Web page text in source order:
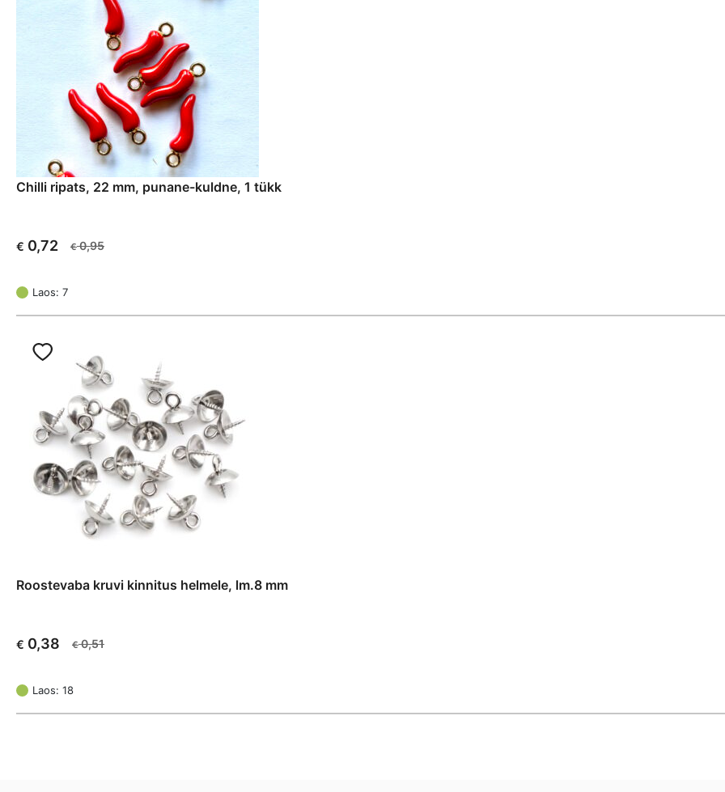
Chilli ripats, 22 mm, punane-kuldne, 1 tükk
€0,95
Algne
oli:
€ 0,95.
€ 0,72
Current
is:
€ 0,72.
Laos: 7
Roostevaba kruvi kinnitus helmele, lm.8 mm
€0,51
Algne
oli:
€ 0,51.
€ 0,38
Current
is:
€ 0,38.
Laos: 18